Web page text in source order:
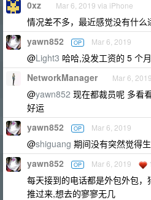
0xz Mar 6, 2019 via iPhone
情况差不多，最近感觉没有什么
yawn852 OP Mar 6, 2019
@Light3 哈哈,没发工资的 5 个
NetworkManager Mar 6, 2019
@yawn852 现在都裁员呢 多看
好运
yawn852 OP Mar 6, 2019
@shiguang 期间没有突然觉得
yawn852 OP Mar 6, 2019 1
每天接到的电话都是外包外包
推过来,想去的寥寥无几